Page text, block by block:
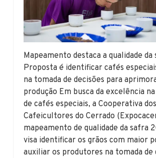
Mapeamento destaca a qualidade
Proposta é identificar cafés
na tomada de decisões para
produção Em busca da excelência
de cafés especiais, a Cooperativa dos
Cafeicultores do Cerrado
mapeamento de qualidade da safra
visa identificar os grãos com maior
auxiliar os produtores na tomada de